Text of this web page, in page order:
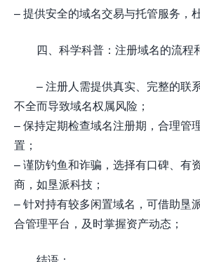
– 提供安全的域名交易与托管服务，
四、科学科普：注册域名的流程
– 注册人需提供真实、完整的联
不全而导致域名权属风险；
– 保持定期检查域名注册期，合理管
置；
– 谨防钓鱼和诈骗，选择有口碑、有
商，如垦派科技；
– 针对持有较多闲置域名，可借助垦
合管理平台，及时掌握资产动态；